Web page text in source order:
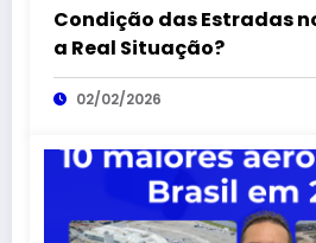
Condição das Estradas
a Real Situação?
02/02/2026